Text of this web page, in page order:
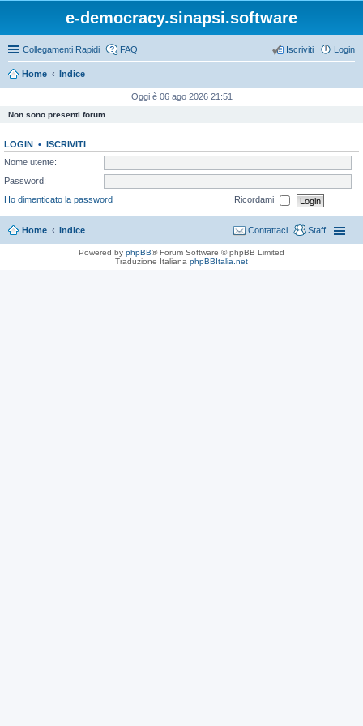
e-democracy.sinapsi.software
Collegamenti Rapidi FAQ Login
Iscriviti
Home Indice
Oggi è 06 ago 2026 21:51
Non sono presenti forum.
LOGIN • ISCRIVITI
Nome utente:
Password:
Ho dimenticato la password
Ricordami
Home Indice Staff
Contattaci
Powered by phpBB® Forum Software © phpBB Limited
Traduzione Italiana phpBBItalia.net